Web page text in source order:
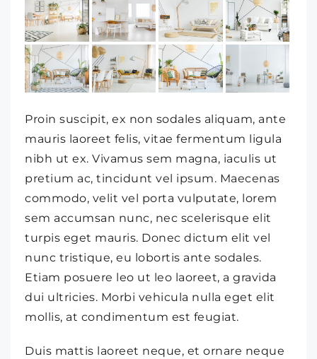
Proin suscipit, ex non sodales aliquam, ante
mauris laoreet felis, vitae fermentum ligula
nibh ut ex. Vivamus sem magna, iaculis ut
pretium ac, tincidunt vel ipsum. Maecenas
commodo, velit vel porta vulputate, lorem
sem accumsan nunc, nec scelerisque elit
turpis eget mauris. Donec dictum elit vel
nunc tristique, eu lobortis ante sodales.
Etiam posuere leo ut leo laoreet, a gravida
dui ultricies. Morbi vehicula nulla eget elit
mollis, at condimentum est feugiat.
Duis mattis laoreet neque, et ornare neque